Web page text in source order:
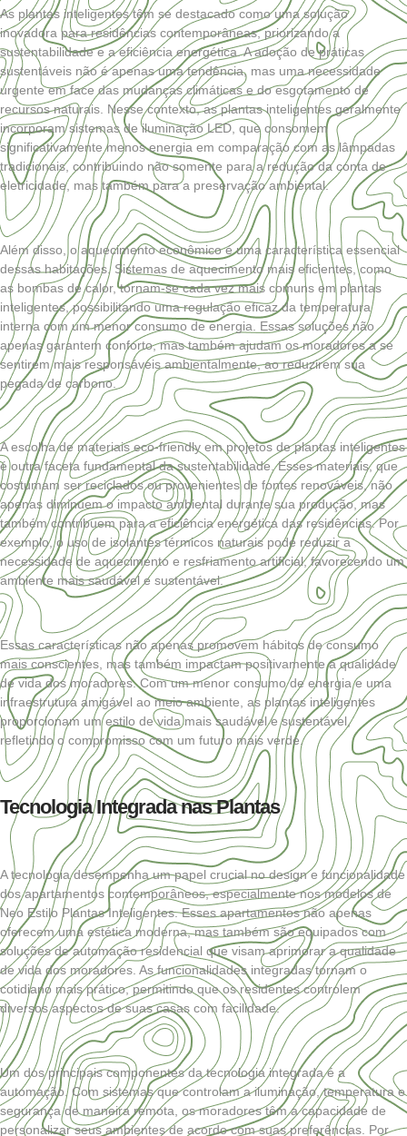
As plantas inteligentes têm se destacado como uma solução
inovadora para residências contemporâneas, priorizando a
sustentabilidade e a eficiência energética. A adoção de práticas
sustentáveis não é apenas uma tendência, mas uma necessidade
urgente em face das mudanças climáticas e do esgotamento de
recursos naturais. Nesse contexto, as plantas inteligentes geralmente
incorporam sistemas de iluminação LED, que consomem
significativamente menos energia em comparação com as lâmpadas
tradicionais, contribuindo não somente para a redução da conta de
eletricidade, mas também para a preservação ambiental.
Além disso, o aquecimento econômico é uma característica essencial
dessas habitações. Sistemas de aquecimento mais eficientes, como
as bombas de calor, tornam-se cada vez mais comuns em plantas
inteligentes, possibilitando uma regulação eficaz da temperatura
interna com um menor consumo de energia. Essas soluções não
apenas garantem conforto, mas também ajudam os moradores a se
sentirem mais responsáveis ambientalmente, ao reduzirem sua
pegada de carbono.
A escolha de materiais eco-friendly em projetos de plantas inteligentes
é outra faceta fundamental da sustentabilidade. Esses materiais, que
costumam ser reciclados ou provenientes de fontes renováveis, não
apenas diminuem o impacto ambiental durante sua produção, mas
também contribuem para a eficiência energética das residências. Por
exemplo, o uso de isolantes térmicos naturais pode reduzir a
necessidade de aquecimento e resfriamento artificial, favorecendo um
ambiente mais saudável e sustentável.
Essas características não apenas promovem hábitos de consumo
mais conscientes, mas também impactam positivamente a qualidade
de vida dos moradores. Com um menor consumo de energia e uma
infraestrutura amigável ao meio ambiente, as plantas inteligentes
proporcionam um estilo de vida mais saudável e sustentável,
refletindo o compromisso com um futuro mais verde.
Tecnologia Integrada nas Plantas
A tecnologia desempenha um papel crucial no design e funcionalidade
dos apartamentos contemporâneos, especialmente nos modelos de
Neo Estilo Plantas Inteligentes. Esses apartamentos não apenas
oferecem uma estética moderna, mas também são equipados com
soluções de automação residencial que visam aprimorar a qualidade
de vida dos moradores. As funcionalidades integradas tornam o
cotidiano mais prático, permitindo que os residentes controlem
diversos aspectos de suas casas com facilidade.
Um dos principais componentes da tecnologia integrada é a
automação. Com sistemas que controlam a iluminação, temperatura e
segurança de maneira remota, os moradores têm a capacidade de
personalizar seus ambientes de acordo com suas preferências. Por